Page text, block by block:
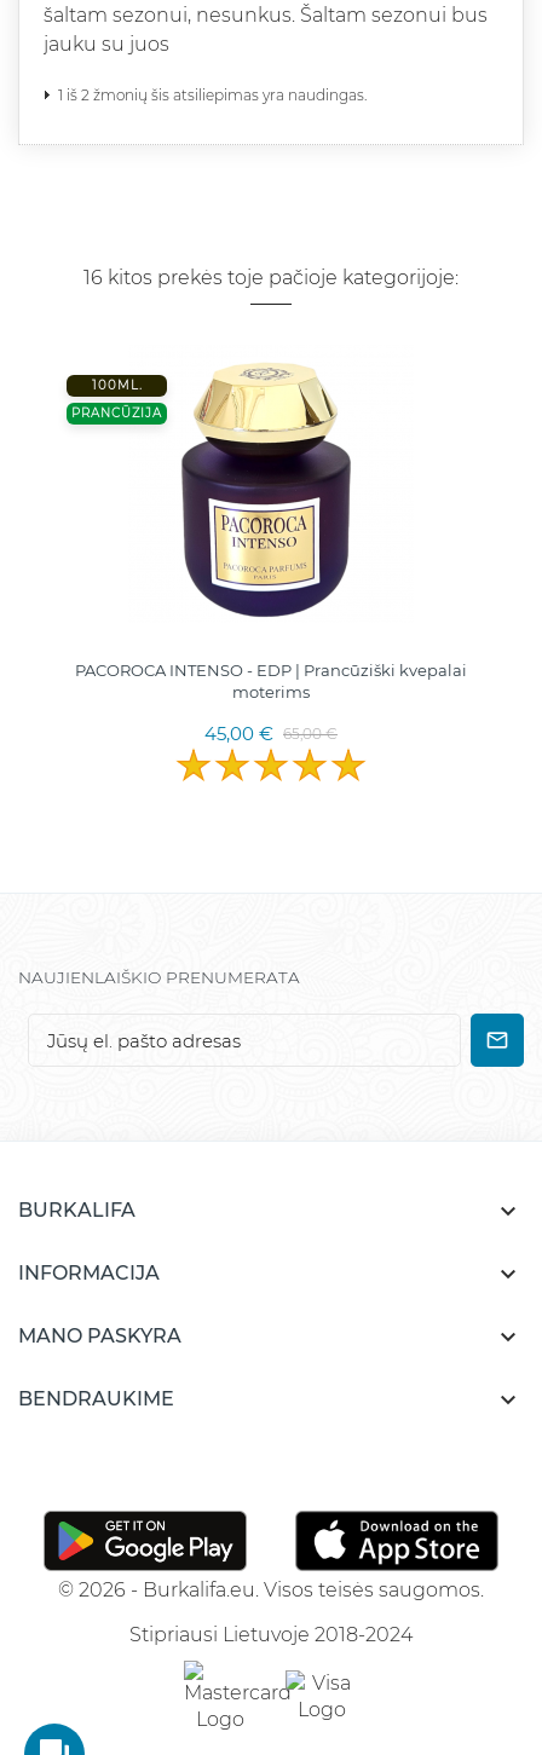
šaltam sezonui, nesunkus. Šaltam sezonui bus
jauku su juos
1 iš 2 žmonių šis atsiliepimas yra naudingas.
16 kitos prekės toje pačioje kategorijoje:
100ML.
PRANCŪZIJA
PACOROCA INTENSO - EDP | Prancūziški kvepalai
moterims
45,00 € 65,00 €
NAUJIENLAIŠKIO PRENUMERATA
BURKALIFA 
INFORMACIJA 
MANO PASKYRA 
BENDRAUKIME 
© 2026 - Burkalifa.eu. Visos teisės saugomos.
Stipriausi Lietuvoje 2018-2024